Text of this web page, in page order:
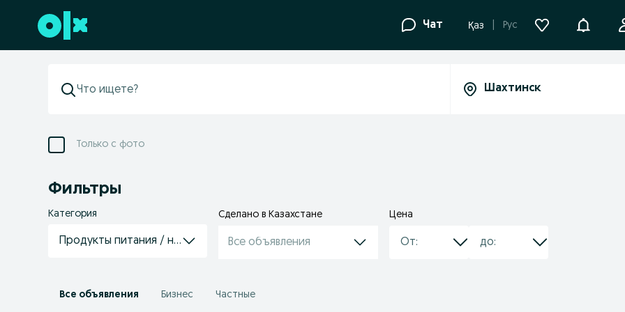
Перейти к нижнему колонтитулу Чат Қаз Рус
Только с фото
Фильтры
Категория
Продукты питания / напитки
Сделано в Казахстане
Все объявления
Цена
Все объявления Бизнес Частные